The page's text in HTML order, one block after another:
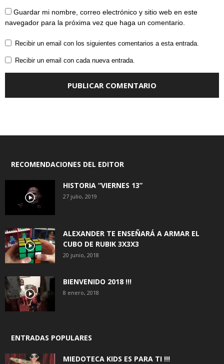
Guardar mi nombre, correo electrónico y sitio web en este
navegador para la próxima vez que haga un comentario.
Recibir un email con los siguientes comentarios a esta entrada.
Recibir un email con cada nueva entrada.
RECOMENDACIONES DEL EDITOR
HISTORIA “VIERNES 13”
27 julio, 2019
ALEXANDER TE ENSEÑARÁ A ARMAR EL
CUBO DE RUBIK 3X3X3
20 junio, 2018
BIENVENIDO 2018 !!!
8 enero, 2018
ENTRADAS POPULARES
MIEDOTECA KIDS ES PARA TI !!!